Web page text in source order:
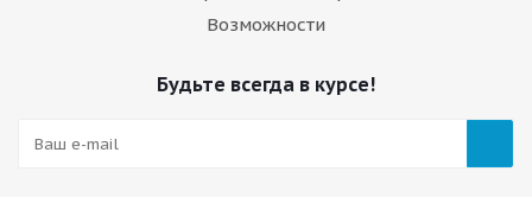
Возможности
Будьте всегда в курсе!